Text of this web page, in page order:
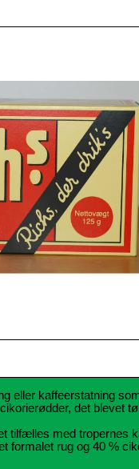
eller kaffeerstatning
det blevet
tilfælles med tropernes
formalet rug og 40 %